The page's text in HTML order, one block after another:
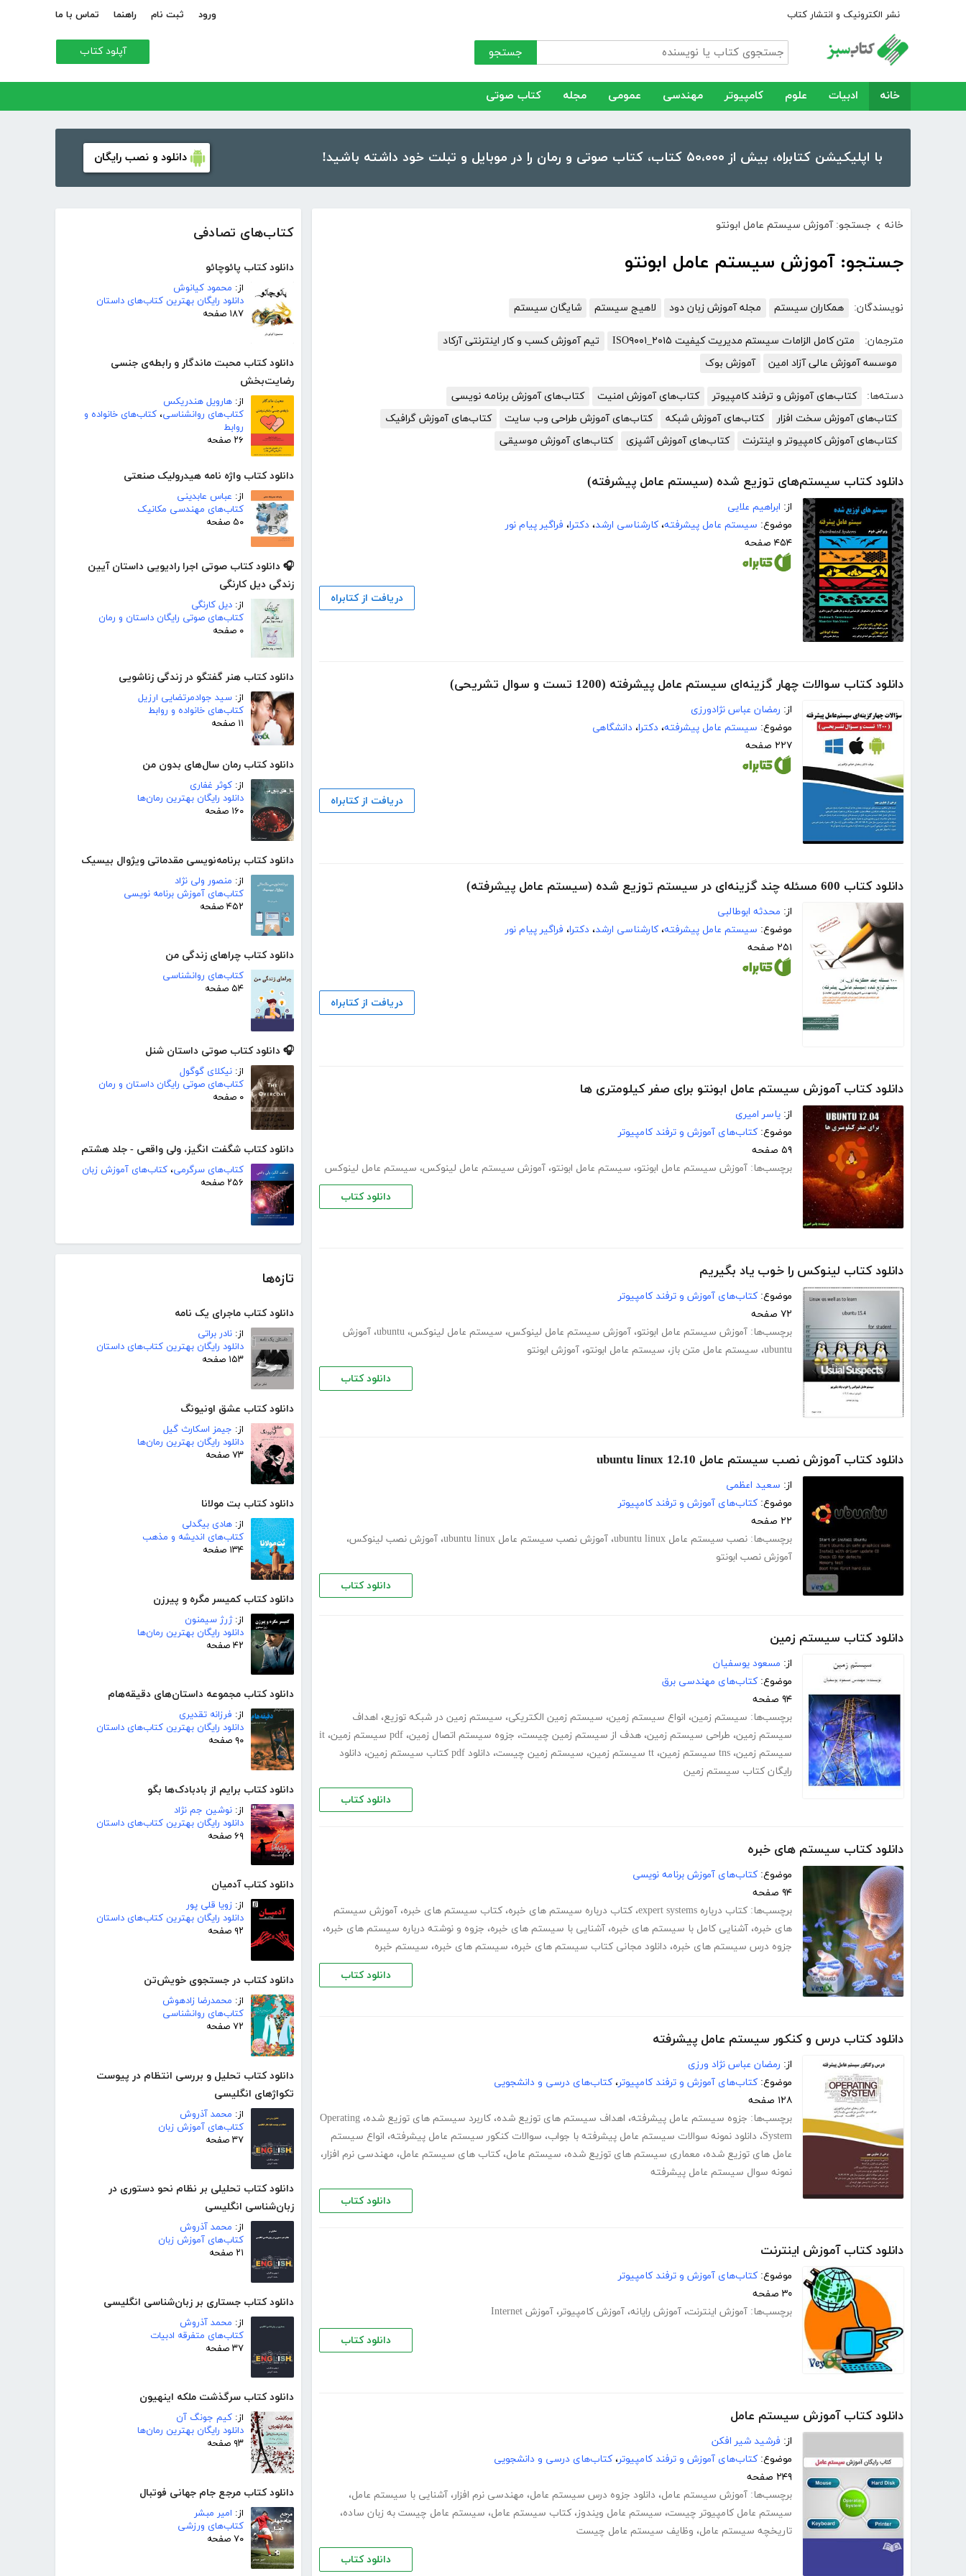
نشر الکترونیک و انتشار کتاب ورود ثبت نام راهنما تماس با ما
جستجو آپلود کتاب
خانه ادبیات علوم کامپیوتر مهندسی عمومی مجله کتاب صوتی
با اپلیکیشن کتابراه، بیش از ۵۰،۰۰۰ کتاب، کتاب صوتی و رمان را در موبایل و تبلت خود داشته باشید! دانلود و نصب رایگان
کتاب‌های تصادفی
دانلود کتاب پائوچائو
از: محمود کیانوش
دانلود رایگان بهترین کتاب‌های داستان
۱۸۷ صفحه
دانلود کتاب محبت ماندگار و رابطه‌ی جنسی
رضایت‌بخش
از: هارویل هندریکس
کتاب‌های روانشناسی، کتاب‌های خانواده و
روابط
۲۶ صفحه
دانلود کتاب واژه نامه هیدرولیک صنعتی
از: عباس عابدینی
کتاب‌های مهندسی مکانیک
۵۰ صفحه
🎧 دانلود کتاب صوتی اجرا رادیویی داستان آیین
زندگی دیل کارنگی
از: دیل کارنگی
کتاب‌های صوتی رایگان داستان و رمان
۰ صفحه
دانلود کتاب هنر گفتگو در زندگی زناشویی
از: سید جوادمرتضایی ارزیل
کتاب‌های خانواده و روابط
۱۱ صفحه
دانلود کتاب رمان سال‌های بدون من
از: کوثر غفاری
دانلود رایگان بهترین رمان‌ها
۱۶۰ صفحه
دانلود کتاب برنامه‌نویسی مقدماتی ویژوال بیسیک
از: منصور ولی نژاد
کتاب‌های آموزش برنامه نویسی
۴۵۲ صفحه
دانلود کتاب چراهای زندگی من
کتاب‌های روانشناسی
۵۴ صفحه
🎧 دانلود کتاب صوتی داستان شنل
از: نیکلای گوگول
کتاب‌های صوتی رایگان داستان و رمان
۰ صفحه
دانلود کتاب شگفت انگیز، ولی واقعی - جلد هشتم
کتاب‌های سرگرمی، کتاب‌های آموزش زبان
۲۵۶ صفحه
تازه‌ها
دانلود کتاب ماجرای یک نامه
از: نادر براتی
دانلود رایگان بهترین کتاب‌های داستان
۱۵۳ صفحه
دانلود کتاب عشق اونیونگ
از: جیمز اسکارث گیل
دانلود رایگان بهترین رمان‌ها
۷۳ صفحه
دانلود کتاب بت مولانا
از: هادی بیگدلی
کتاب‌های اندیشه و مذهب
۱۳۴ صفحه
دانلود کتاب کمیسر مگره و پیرزن
از:ژرژ سیمنون
دانلود رایگان بهترین رمان‌ها
۴۲ صفحه
دانلود کتاب مجموعه داستان‌های دقیقه‌هام
از: فرزانه تقدیری
دانلود رایگان بهترین کتاب‌های داستان
۹۰ صفحه
دانلود کتاب برایم از بادبادک‌ها بگو
از: نوشین جم نژاد
دانلود رایگان بهترین کتاب‌های داستان
۶۹ صفحه
دانلود کتاب آدمیان
از: زویا قلی پور
دانلود رایگان بهترین کتاب‌های داستان
۹۲ صفحه
دانلود کتاب در جستجوی خویش‌تن
از: محمدرضا زادهوش
کتاب‌های روانشناسی
۷۲ صفحه
دانلود کتاب تحلیل و بررسی انتظام در پیوست
تکواژهای انگلیسی
از: محمد آذروش
کتاب‌های آموزش زبان
۳۷ صفحه
دانلود کتاب تحلیلی بر نظام نحو دستوری در
زبان‌شناسی انگلیسی
از: محمد آذروش
کتاب‌های آموزش زبان
۲۱ صفحه
دانلود کتاب جستاری بر زبان‌شناسی انگلیسی
از: محمد آذروش
کتاب‌های متفرقه ادبیات
۳۷ صفحه
دانلود کتاب سرگذشت ملکه اینهیون
از: کیم جونگ آن
دانلود رایگان بهترین رمان‌ها
۹۳ صفحه
دانلود کتاب مرجع جام جهانی فوتبال
از: امیر مبشر
کتاب‌های ورزشی
۷۰ صفحه
خانه › جستجو: آموزش سیستم عامل ابونتو
جستجو: آموزش سیستم عامل ابونتو
نویسندگان: همکاران سیستم مجله آموزش زبان دود لاهیج سیستم شایگان سیستم
مترجمان: متن کامل الزامات سیستم مدیریت کیفیت ISO۹۰۰۱_۲۰۱۵
تیم آموزش کسب و کار اینترنتی آرکاد
موسسه آموزش عالی آزاد امین
آموزش بوک
دسته‌ها: کتاب‌های آموزش و ترفند کامپیوتر کتاب‌های آموزش امنیت
کتاب‌های آموزش برنامه نویسی
کتاب‌های آموزش سخت افزار
کتاب‌های آموزش شبکه کتاب‌های آموزش طراحی وب سایت
کتاب‌های آموزش گرافیک
کتاب‌های آموزش کامپیوتر و اینترنت
کتاب‌های آموزش آشپزی کتاب‌های آموزش موسیقی
دانلود کتاب سیستم‌های توزیع شده (سیستم عامل پیشرفته)
از: ابراهیم علایی
موضوع: سیستم عامل پیشرفته، کارشناسی ارشد، دکترا، فراگیر پیام نور
۴۵۴ صفحه
دریافت از کتابراه
دانلود کتاب سوالات چهار گزینه‌ای سیستم عامل پیشرفته (1200 تست و سوال تشریحی)
از: رمضان عباس نژادورزی
موضوع: سیستم عامل پیشرفته، دکترا، دانشگاهی
۲۲۷ صفحه
دریافت از کتابراه
دانلود کتاب 600 مسئله چند گزینه‌ای در سیستم توزیع شده (سیستم عامل پیشرفته)
از: محدثه ابوطالبی
موضوع: سیستم عامل پیشرفته، کارشناسی ارشد، دکترا، فراگیر پیام نور
۲۵۱ صفحه
دریافت از کتابراه
دانلود کتاب آموزش سیستم عامل ابونتو برای صفر کیلومتری ها
از: یاسر امیری
موضوع: کتاب‌های آموزش و ترفند کامپیوتر
۵۹ صفحه
برچسب‌ها: آموزش سیستم عامل ابونتو، سیستم عامل ابونتو، آموزش سیستم عامل لینوکس، سیستم عامل لینوکس
دانلود کتاب
دانلود کتاب لینوکس را خوب یاد بگیریم
موضوع: کتاب‌های آموزش و ترفند کامپیوتر
۷۲ صفحه
برچسب‌ها: آموزش سیستم عامل ابونتو، آموزش سیستم عامل لینوکس، سیستم عامل لینوکس، ubuntu، آموزش
ubuntu، سیستم عامل متن باز، سیستم عامل ابونتو، آموزش ابونتو
دانلود کتاب
دانلود کتاب آموزش نصب سیستم عامل ubuntu linux 12.10
از: سعید اعظمی
موضوع: کتاب‌های آموزش و ترفند کامپیوتر
۲۲ صفحه
برچسب‌ها: نصب سیستم عامل ubuntu linux ، آموزش نصب سیستم عامل ubuntu linux ، آموزش نصب لینوکس،
آموزش نصب ابونتو
دانلود کتاب
دانلود کتاب سیستم زمین
از: مسعود یوسفیان
موضوع: کتاب‌های مهندسی برق
۹۴ صفحه
برچسب‌ها: سیستم زمین، انواع سیستم زمین، سیستم زمین الکتریکی، سیستم زمین در شبکه توزیع، اهداف
سیستم زمین، طراحی سیستم زمین، هدف از سیستم زمین چیست، جزوه سیستم اتصال زمین، pdf سیستم زمین ، it
سیستم زمین، tns سیستم زمین ، tt سیستم زمین ، سیستم زمین چیست، دانلود pdf کتاب سیستم زمین ، دانلود
رایگان کتاب سیستم زمین
دانلود کتاب
دانلود کتاب سیستم های خبره
موضوع: کتاب‌های آموزش برنامه نویسی
۹۴ صفحه
برچسب‌ها: کتاب درباره expert systems ، کتاب درباره سیستم های خبره، کتاب سیستم های خبره، آموزش سیستم
های خبره، آشنایی کامل با سیستم های خبره، آشنایی با سیستم های خبره، جزوه و نوشته درباره سیستم های خبره،
جزوه درس سیستم های خبره، دانلود مجانی کتاب سیستم های خبره، سیستم های خبره، سیستم خبره
دانلود کتاب
دانلود کتاب درس و کنکور سیستم عامل پیشرفته
از: رمضان عباس نژاد ورزی
موضوع: کتاب‌های آموزش و ترفند کامپیوتر، کتاب‌های درسی و دانشجویی
۱۲۸ صفحه
برچسب‌ها: جزوه سیستم عامل پیشرفته، اهداف سیستم های توزیع شده، کاربرد سیستم های توزیع شده، Operating
System، دانلود نمونه سوالات سیستم عامل پیشرفته با جواب، سوالات کنکور سیستم عامل پیشرفته، انواع سیستم
عامل های توزیع شده، معماری سیستم های توزیع شده، سیستم عامل، کتاب های سیستم عامل، مهندسی نرم افزار،
نمونه سوال سیستم عامل پیشرفته
دانلود کتاب
دانلود کتاب آموزش اینترنت
موضوع: کتاب‌های آموزش و ترفند کامپیوتر
۳۰ صفحه
برچسب‌ها: آموزش اینترنت، آموزش رایانه، آموزش کامپیوتر، آموزش Internet
دانلود کتاب
دانلود کتاب آموزش سیستم عامل
از: فرشید شیر افکن
موضوع: کتاب‌های آموزش و ترفند کامپیوتر، کتاب‌های درسی و دانشجویی
۲۴۹ صفحه
برچسب‌ها: آموزش سیستم عامل، دانلود جزوه درس سیستم عامل، مهندسی نرم افزار، آشنایی با سیستم عامل،
سیستم عامل کامپیوتر چیست، سیستم عامل ویندوز، کتاب سیستم عامل، سیستم عامل چیست به زبان ساده،
تاریخچه سیستم عامل، وظایف سیستم عامل چیست
دانلود کتاب